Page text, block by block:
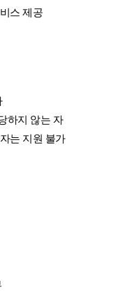
스 제공
하지 않는 자
는 지원 불가